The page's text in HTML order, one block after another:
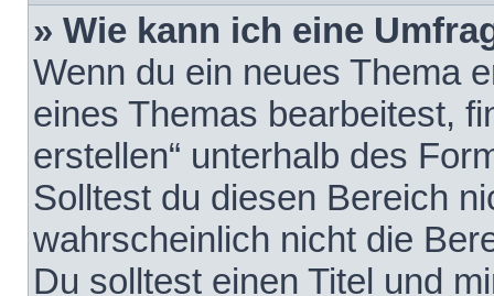
» Wie kann ich eine
Wenn du ein neues Thema
eines Themas bearbeitest,
erstellen“ unterhalb des
Solltest du diesen Bereich
wahrscheinlich nicht die
Du solltest einen Titel und